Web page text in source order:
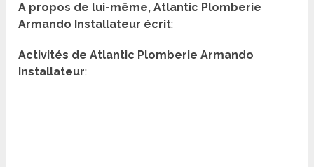
A propos de lui-même, Atlantic Plomberie
Armando Installateur écrit:
Activités de Atlantic Plomberie Armando
Installateur: